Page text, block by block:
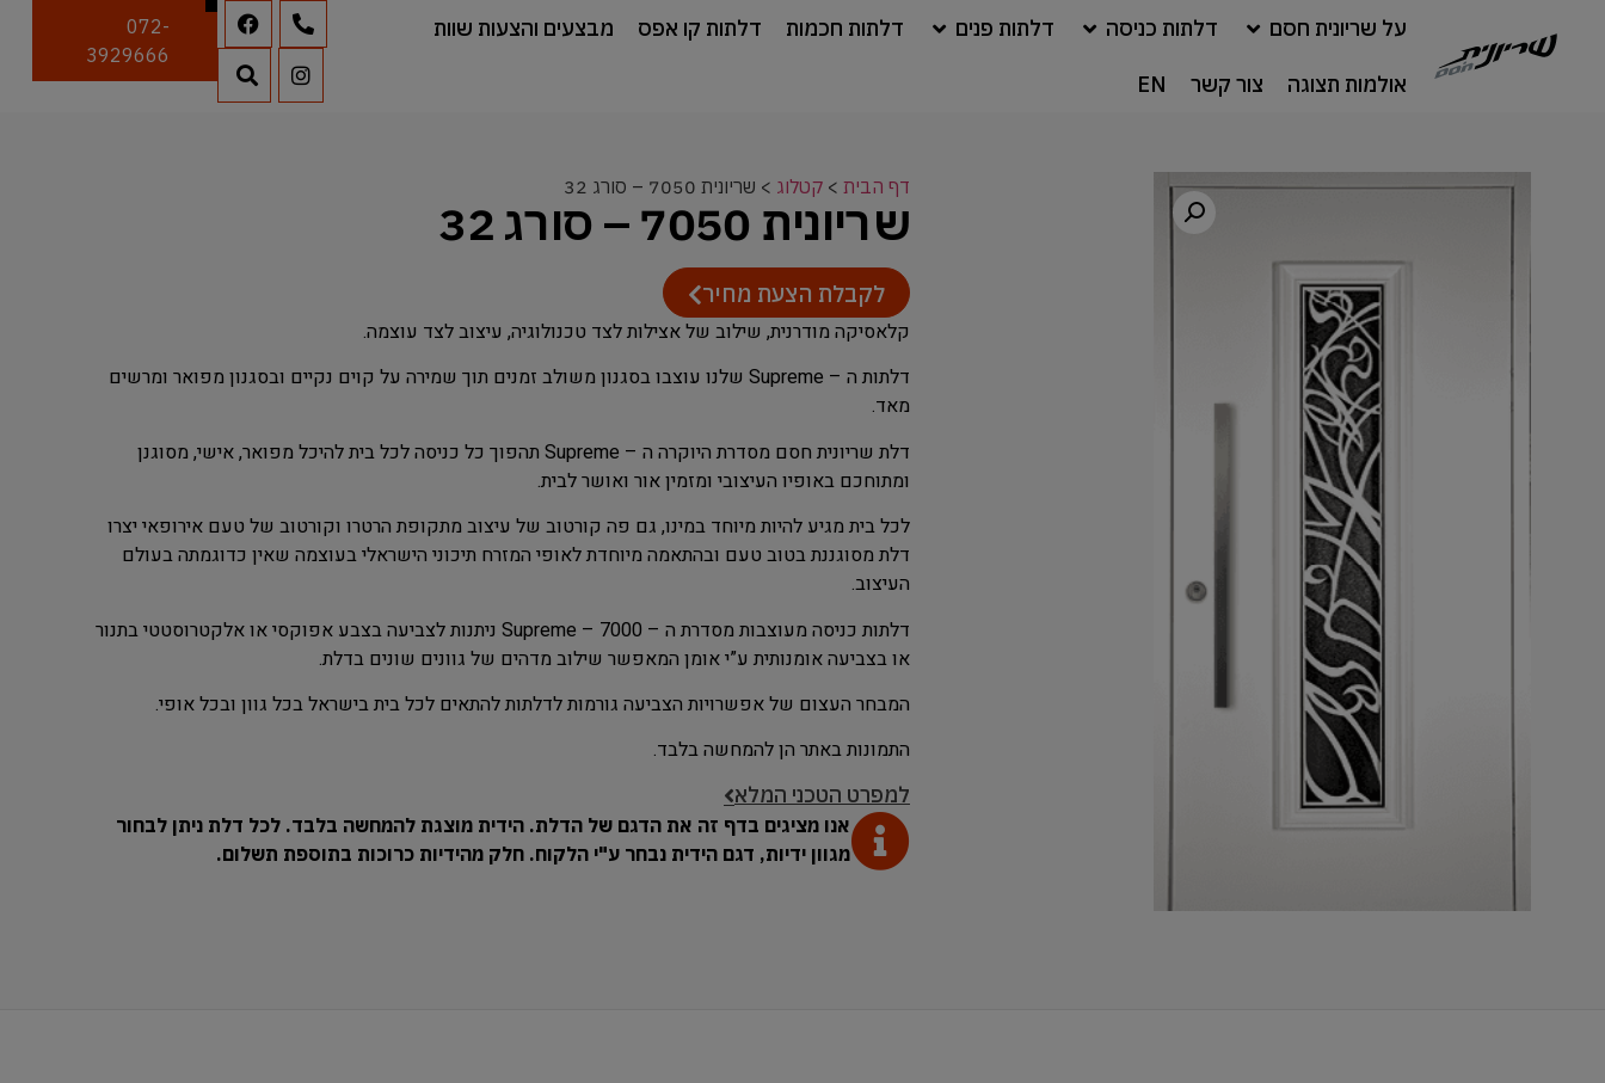
על שריונית חסם דלתות כניסה דלתות פנים דלתות חכמות דלתות קו אפס מבצעים והצעות שוות
אולמות תצוגה צור קשר EN
072-
3929666
דף הבית > קטלוג > שריונית 7050 – סורג 32
שריונית 7050 – סורג 32
לקבלת הצעת מחיר
קלאסיקה מודרנית, שילוב של אצילות לצד טכנולוגיה, עיצוב לצד עוצמה.
דלתות ה – Supreme שלנו עוצבו בסגנון משולב זמנים תוך שמירה על קוים נקיים ובסגנון מפואר ומרשים
מאד.
דלת שריונית חסם מסדרת היוקרה ה – Supreme תהפוך כל כניסה לכל בית להיכל מפואר, אישי, מסוגנן
ומתוחכם באופיו העיצובי ומזמין אור ואושר לבית.
לכל בית מגיע להיות מיוחד במינו, גם פה קורטוב של עיצוב מתקופת הרטרו וקורטוב של טעם אירופאי יצרו
דלת מסוגננת בטוב טעם ובהתאמה מיוחדת לאופי המזרח תיכוני הישראלי בעוצמה שאין כדוגמתה בעולם
העיצוב.
דלתות כניסה מעוצבות מסדרת ה – Supreme – 7000 ניתנות לצביעה בצבע אפוקסי או אלקטרוסטטי בתנור
או בצביעה אומנותית ע”י אומן המאפשר שילוב מדהים של גוונים שונים בדלת.
המבחר העצום של אפשרויות הצביעה גורמות לדלתות להתאים לכל בית בישראל בכל גוון ובכל אופי.
התמונות באתר הן להמחשה בלבד.
למפרט הטכני המלא
אנו מציגים בדף זה את הדגם של הדלת. הידית מוצגת להמחשה בלבד. לכל דלת ניתן לבחור
מגוון ידיות, דגם הידית נבחר ע"י הלקוח. חלק מהידיות כרוכות בתוספת תשלום.